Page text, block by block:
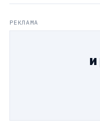
РЕКЛАМА
и